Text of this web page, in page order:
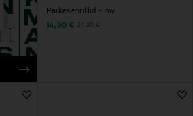
Päikeseprillid Flow
Discounted Price
14,90 € Original Price
24,90 €